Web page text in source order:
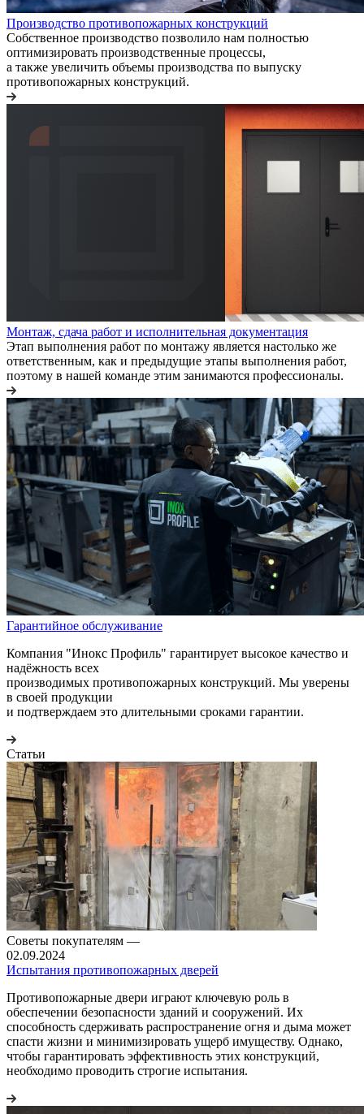
Производство противопожарных конструкций
Собственное производство позволило нам полностью
оптимизировать производственные процессы,
а также увеличить объемы производства по выпуску
противопожарных конструкций.
Монтаж, сдача работ и исполнительная документация
Этап выполнения работ по монтажу является настолько же
ответственным, как и предыдущие этапы выполнения работ,
поэтому в нашей команде этим занимаются профессионалы.
Гарантийное обслуживание
Компания "Инокс Профиль" гарантирует высокое качество и
надёжность всех
производимых противопожарных конструкций. Мы уверены
в своей продукции
и подтверждаем это длительными сроками гарантии.
Статьи
Советы покупателям —
02.09.2024
Испытания противопожарных дверей
Противопожарные двери играют ключевую роль в
обеспечении безопасности зданий и сооружений. Их
способность сдерживать распространение огня и дыма может
спасти жизни и минимизировать ущерб имуществу. Однако,
чтобы гарантировать эффективность этих конструкций,
необходимо проводить строгие испытания.